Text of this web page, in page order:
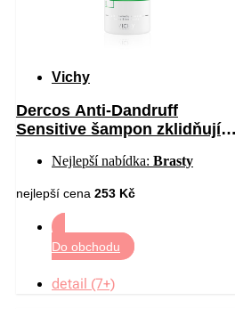
Vichy
Dercos Anti-Dandruff
Sensitive šampon zklidňující
lupům 200 ml
Nejlepší nabídka: Brasty
nejlepší cena 253 Kč
Do obchodu
detail (7+)